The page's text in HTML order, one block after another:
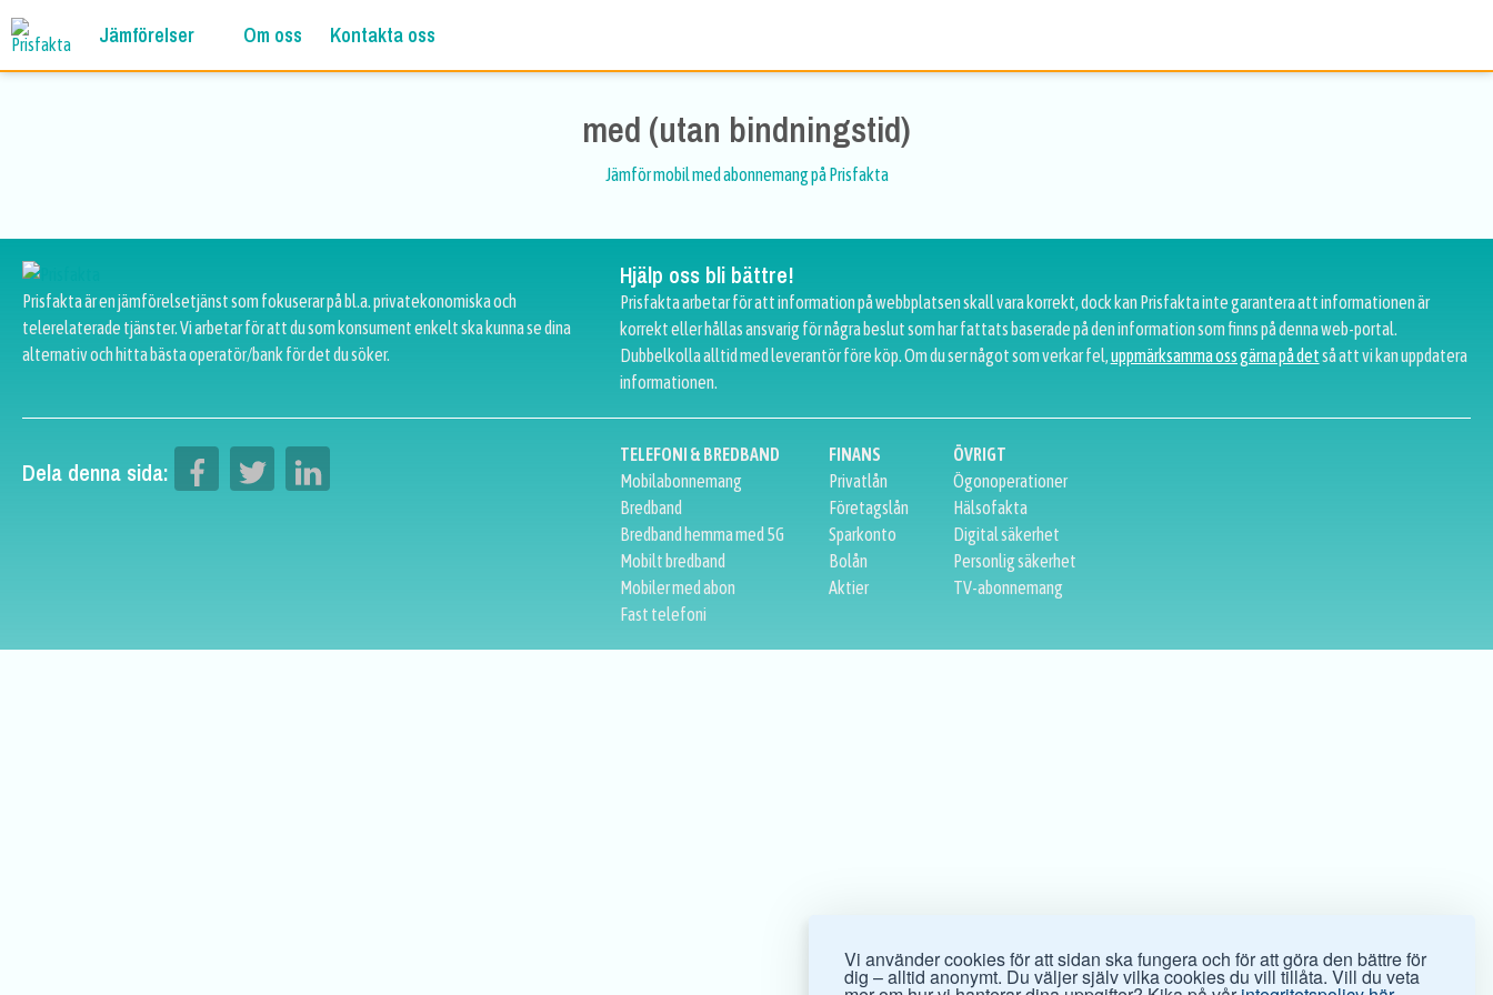
Vi använder cookies för att sidan ska fungera och för att göra den bättre för
dig – alltid anonymt. Du väljer själv vilka cookies du vill tillåta. Vill du veta
Jämförelser Om oss Kontakta oss
med (utan bindningstid)
Jämför mobil med abonnemang på Prisfakta
Prisfakta är en jämförelsetjänst som fokuserar på bl.a. privatekonomiska och
telerelaterade tjänster. Vi arbetar för att du som konsument enkelt ska kunna se dina
alternativ och hitta bästa operatör/bank för det du söker.
Hjälp oss bli bättre!
Prisfakta arbetar för att information på webbplatsen skall vara korrekt, dock kan Prisfakta inte garantera att informationen är
korrekt eller hållas ansvarig för några beslut som har fattats baserade på den information som finns på denna web-portal.
Dubbelkolla alltid med leverantör före köp. Om du ser något som verkar fel,uppmärksamma oss gärna på detså att vi kan uppdatera
informationen.
Dela denna sida:
TELEFONI & BREDBAND
Mobilabonnemang
Bredband
Bredband hemma med 5G
Mobilt bredband
Mobiler med abon
Fast telefoni
FINANS
Privatlån
Företagslån
Sparkonto
Bolån
Aktier
ÖVRIGT
Ögonoperationer
Hälsofakta
Digital säkerhet
Personlig säkerhet
TV-abonnemang